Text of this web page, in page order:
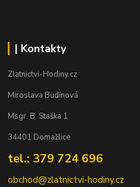
| Kontakty
Zlatnictvi-Hodiny.cz
Miroslava Budínová
Msgr. B. Staška 1
34401 Domažlice
tel.: 379 724 696
obchod@zlatnictvi-hodiny.cz